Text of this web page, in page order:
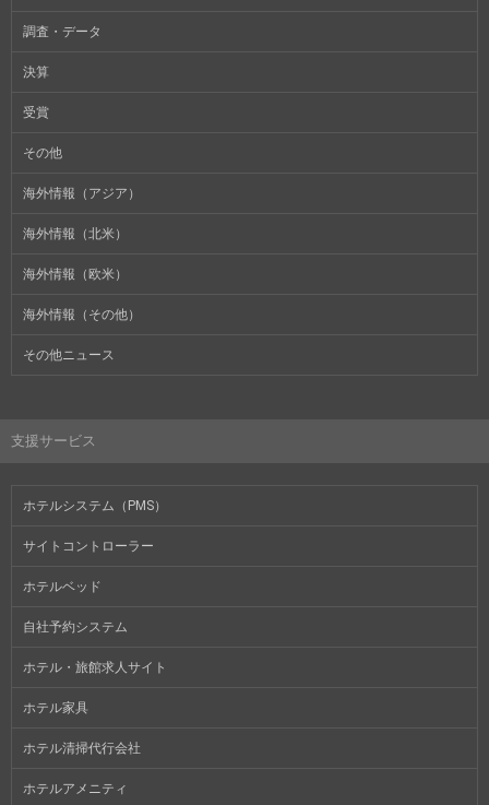
調査・データ
決算
受賞
その他
海外情報（アジア）
海外情報（北米）
海外情報（欧米）
海外情報（その他）
その他ニュース
支援サービス
ホテルシステム（PMS）
サイトコントローラー
ホテルベッド
自社予約システム
ホテル・旅館求人サイト
ホテル家具
ホテル清掃代行会社
ホテルアメニティ